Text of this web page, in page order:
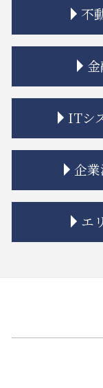
相続 弁護士
相続 弁護士
公正証書
相続放棄と
相続 限定承
相続 分割方
相続 特別受
相続 調停
相続 離婚
相続 連絡取
不
市街地再
共有名義 不
立ち退き 拒
マンション
相隣関係
市街地再開
建築 トラブル
トラブル 問
不動産ト
トラブル
金融商品 詐
金融 問題点
金融商品 ク
金融商品 安
金融adr制
ITシ
リーガルチ
itシステム
リーガルチ
商標権 侵害
リーガルチ
誹謗中傷
企
企業法務
カスタマー
エ
品川区 相
大田区 IT